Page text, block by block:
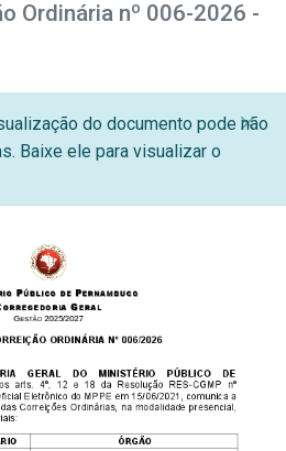
Ordinária nº 006-2026 -
do documento pode não
Baixe ele para visualizar o